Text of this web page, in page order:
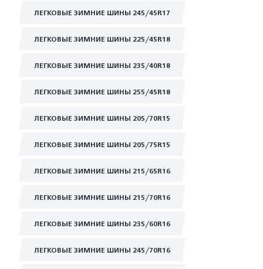
ЛЕГКОВЫЕ ЗИМНИЕ ШИНЫ 245/45R17
ЛЕГКОВЫЕ ЗИМНИЕ ШИНЫ 225/45R18
ЛЕГКОВЫЕ ЗИМНИЕ ШИНЫ 235/40R18
ЛЕГКОВЫЕ ЗИМНИЕ ШИНЫ 255/45R18
ЛЕГКОВЫЕ ЗИМНИЕ ШИНЫ 205/70R15
ЛЕГКОВЫЕ ЗИМНИЕ ШИНЫ 205/75R15
ЛЕГКОВЫЕ ЗИМНИЕ ШИНЫ 215/65R16
ЛЕГКОВЫЕ ЗИМНИЕ ШИНЫ 215/70R16
ЛЕГКОВЫЕ ЗИМНИЕ ШИНЫ 235/60R16
ЛЕГКОВЫЕ ЗИМНИЕ ШИНЫ 245/70R16